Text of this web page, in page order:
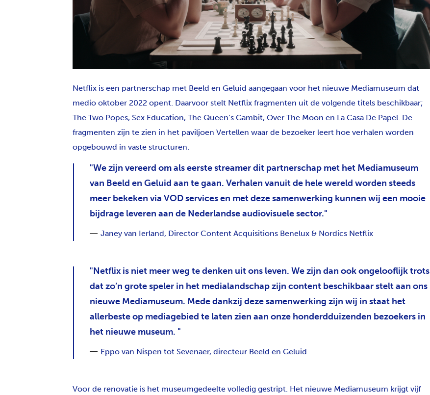
PNG
Netflix is een partnerschap met Beeld en Geluid aangegaan voor het nieuwe Mediamuseum dat
medio oktober 2022 opent. Daarvoor stelt Netflix fragmenten uit de volgende titels beschikbaar;
The Two Popes, Sex Education, The Queen’s Gambit, Over The Moon en La Casa De Papel. De
fragmenten zijn te zien in het paviljoen Vertellen waar de bezoeker leert hoe verhalen worden
opgebouwd in vaste structuren.
We zijn vereerd om als eerste streamer dit partnerschap met het Mediamuseum
van Beeld en Geluid aan te gaan. Verhalen vanuit de hele wereld worden steeds
meer bekeken via VOD services en met deze samenwerking kunnen wij een mooie
bijdrage leveren aan de Nederlandse audiovisuele sector.
Janey van Ierland, Director Content Acquisitions Benelux & Nordics Netflix
Netflix is niet meer weg te denken uit ons leven. We zijn dan ook ongelooflijk trots
dat zo’n grote speler in het medialandschap zijn content beschikbaar stelt aan ons
nieuwe Mediamuseum. Mede dankzij deze samenwerking zijn wij in staat het
allerbeste op mediagebied te laten zien aan onze honderdduizenden bezoekers in
het nieuwe museum.
Eppo van Nispen tot Sevenaer, directeur Beeld en Geluid
Voor de renovatie is het museumgedeelte volledig gestript. Het nieuwe Mediamuseum krijgt vijf